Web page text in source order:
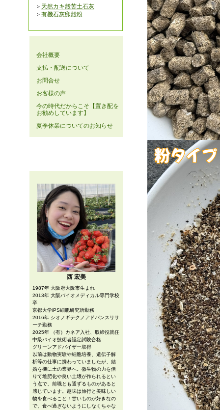
天然カキ殻苦土石灰
有機石灰卵殻粉
会社概要
支払・配送について
お問合せ
お客様の声
今の時代だからこそ【置き配を
お勧めしています】
夏季休業についてのお知らせ
西 宏美
1987年 大阪府大阪市生まれ
2013年 大阪バイオメディカル専門学校
卒
京都大学iPS細胞研究所勤務
2016年 シオノギテクノアドバンスリサ
ーチ勤務
2025年 （有）カネア入社、取締役就任
中級バイオ技術者認定試験合格
グリーンアドバイザー取得
以前は動物実験や細胞培養、遺伝子解
析等の仕事に携わっていましたが、結
婚を機に土の業界へ。微生物の力を借
りて堆肥化や良い土壌が作られるとい
う点で、前職とも通ずるものがあると
感じています。趣味は旅行と美味しい
物を食べること！甘いものが好きなの
で、食べ過ぎないようにしなくちゃな